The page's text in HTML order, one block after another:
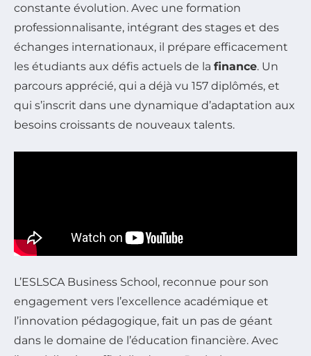
constante évolution. Avec une formation
professionnalisante, intégrant des stages et des
échanges internationaux, il prépare efficacement
les étudiants aux défis actuels de la finance. Un
parcours apprécié, qui a déjà vu 157 diplômés, et
qui s’inscrit dans une dynamique d’adaptation aux
besoins croissants de nouveaux talents.
L’ESLSCA Business School, reconnue pour son
engagement vers l’excellence académique et
l’innovation pédagogique, fait un pas de géant
dans le domaine de l’éducation financière. Avec